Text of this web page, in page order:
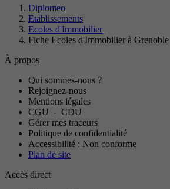
Diplomeo
Etablissements
Ecoles d'Immobilier
Fiche Ecoles d'Immobilier à Grenoble
À propos
Qui sommes-nous ?
Rejoignez-nous
Mentions légales
CGU - CDU
Gérer mes traceurs
Politique de confidentialité
Accessibilité : Non conforme
Plan de site
Accès direct